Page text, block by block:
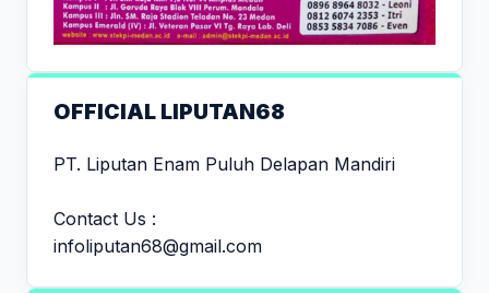
OFFICIAL LIPUTAN68
PT. Liputan Enam Puluh Delapan Mandiri
Contact Us :
infoliputan68@gmail.com